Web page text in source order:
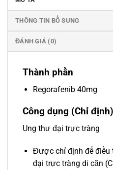
THÔNG TIN BỔ SUNG
ĐÁNH GIÁ (0)
Thành phần
Regorafenib 40mg
Công dụng (Chỉ định)
Ung thư đại trực tràng
Được chỉ định để điều
đại trực tràng di căn